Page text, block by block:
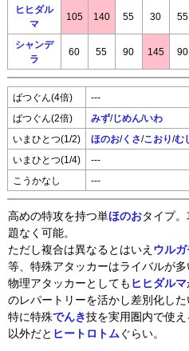
ヒヒダル
マ
105 140 55 30 55
シャンデ
ラ
60 55 90 145 90
ばつぐん(4倍) ---
ばつぐん(2倍) みず/じめん/いわ
いまひとつ(1/2) ほのお/くさ/こおり/む
いまひとつ(1/4) ---
こうかなし ---
高めの特攻を持つ単ほのおタイプ
題なく可能。
ただし複合は異なるとはいえ ウルガ
等、特殊アタッカーはライバルが多
物理アタッカーとしても ヒヒダルマ
のレパートリーを活かし差別化した
特に特殊でんき技を実用圏内で使
以外だと ヒートロトム ぐらい。